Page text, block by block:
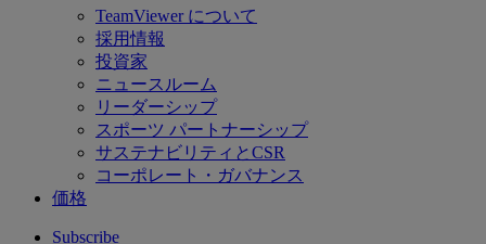
TeamViewer について
採用情報
投資家
ニュースルーム
リーダーシップ
スポーツ パートナーシップ
サステナビリティとCSR
コーポレート・ガバナンス
価格
Subscribe